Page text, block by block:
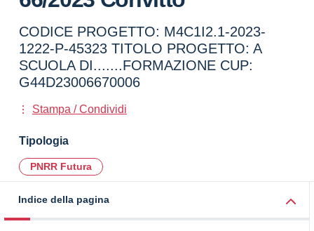
CODICE PROGETTO: M4C1I2.1-2023-
1222-P-45323 TITOLO PROGETTO: A
SCUOLA DI.......FORMAZIONE CUP:
G44D23006670006
Stampa / Condividi
Tipologia
PNRR Futura
Indice della pagina